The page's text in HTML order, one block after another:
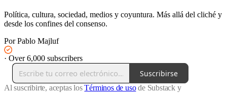
Política, cultura, sociedad, medios y coyuntura. Más allá del cliché y
desde los confines del consenso.
Por Pablo Majluf
· Over 6,000 subscribers
Suscribirse
Al suscribirte, aceptas losTérminos de usode Substack y